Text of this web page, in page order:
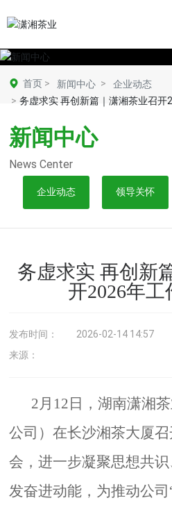
首页 新闻中心
企业动态
务虚求实 再创新篇｜潇湘茶业召开
新闻中心
News Center
企业动态 领导关怀
务虚求实 再创新
开2026年
发布时间：
2026-02-14 14:57
来源：
2月12日，湖南潇湘
公司）在长沙湘茶大厦
会，进一步凝聚思想共
发奋进动能，为推动公